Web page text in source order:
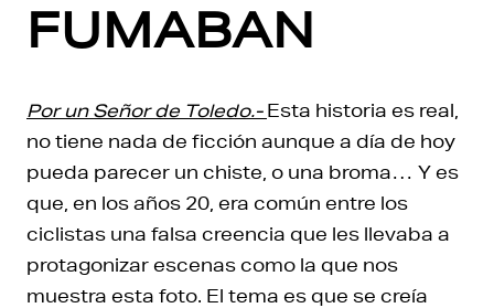
FUMABAN
Por un Señor de Toledo.-Esta historia es real,
no tiene nada de ficción aunque a día de hoy
pueda parecer un chiste, o una broma… Y es
que, en los años 20, era común entre los
ciclistas una falsa creencia que les llevaba a
protagonizar escenas como la que nos
muestra esta foto. El tema es que se creía